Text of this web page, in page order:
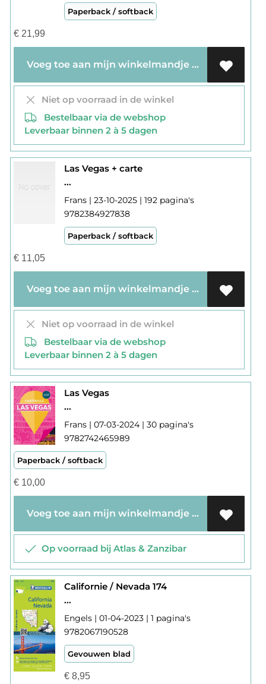
Paperback / softback
€21,99
Voeg toe aan mijn winkelmandje
Niet op voorraad in de winkel
Bestelbaar via de webshop
Leverbaar binnen 2 à 5 dagen
Las Vegas + carte
...
Frans | 23-10-2025 | 192 pagina's
9782384927838
Paperback / softback
€11,05
Voeg toe aan mijn winkelmandje
Niet op voorraad in de winkel
Bestelbaar via de webshop
Leverbaar binnen 2 à 5 dagen
Las Vegas
...
Frans | 07-03-2024 | 30 pagina's
9782742465989
Paperback / softback
€10,00
Voeg toe aan mijn winkelmandje
Op voorraad bij Atlas & Zanzibar
Californie / Nevada 174
...
Engels | 01-04-2023 | 1 pagina's
9782067190528
Gevouwen blad
€8,95